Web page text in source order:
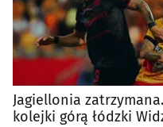
Jagiellonia
kolejki górą łódzki